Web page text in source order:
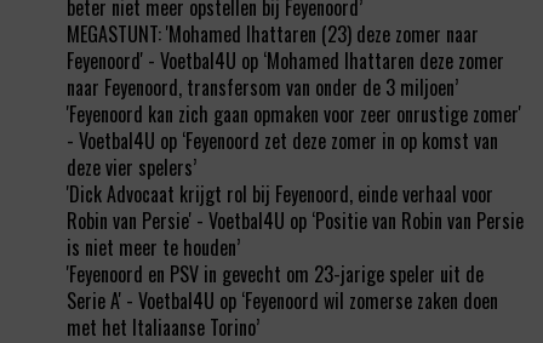
beter niet meer opstellen bij Feyenoord’
MEGASTUNT: 'Mohamed Ihattaren (23) deze zomer naar
Feyenoord' - Voetbal4U op ‘Mohamed Ihattaren deze zomer
naar Feyenoord, transfersom van onder de 3 miljoen’
'Feyenoord kan zich gaan opmaken voor zeer onrustige zomer'
- Voetbal4U op ‘Feyenoord zet deze zomer in op komst van
deze vier spelers’
'Dick Advocaat krijgt rol bij Feyenoord, einde verhaal voor
Robin van Persie' - Voetbal4U op ‘Positie van Robin van Persie
is niet meer te houden’
'Feyenoord en PSV in gevecht om 23-jarige speler uit de
Serie A' - Voetbal4U op ‘Feyenoord wil zomerse zaken doen
met het Italiaanse Torino’